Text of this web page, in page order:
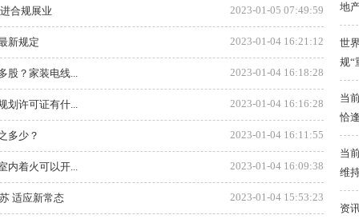
合规展业 2023-01-05 07:49:59
新规定 2023-01-04 16:21:12
股？家装电线... 2023-01-04 16:18:28
划许可证有什... 2023-01-04 16:16:28
多少？ 2023-01-04 16:11:55
内着火可以开... 2023-01-04 16:09:38
适应新常态 2023-01-04 15:53:23
地
世
规“
当
恰
当
维
资